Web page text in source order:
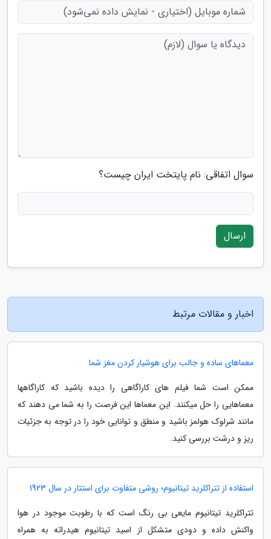
سوال اتفاقی: نام پایتخت ایران چیست؟
ارسال
اخبار و مقالات مرتبط
معماهای ساده و جالب برای هوشیار کردن مغز شما
ممکن است شما فیلم های کاراگاهی را دیده باشید که کاراگاهها
معماهایی را حل میکنند. این معماها این فرصت را به شما می دهند که
مانند شرلوک هولمز باشید و منطق و توانایی خود را در توجه به جزئیات
ریز و درشت بررسی کنید.
استفاده از تتراکلرید تیتانیوم؛ روشی متفاوت برای استتار در سال 1923
تتراکلرید تیتانیوم مایعی بی رنگ است که با رطوبت موجود در هوا
واکنش داده و دودی متشکل از اسید تیتانیوم هیدراته به همراه